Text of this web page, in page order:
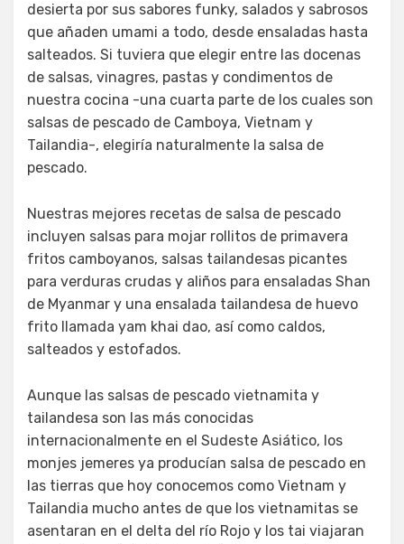
desierta por sus sabores funky, salados y sabrosos
que añaden umami a todo, desde ensaladas hasta
salteados. Si tuviera que elegir entre las docenas
de salsas, vinagres, pastas y condimentos de
nuestra cocina -una cuarta parte de los cuales son
salsas de pescado de Camboya, Vietnam y
Tailandia-, elegiría naturalmente la salsa de
pescado.
Nuestras mejores recetas de salsa de pescado
incluyen salsas para mojar rollitos de primavera
fritos camboyanos, salsas tailandesas picantes
para verduras crudas y aliños para ensaladas Shan
de Myanmar y una ensalada tailandesa de huevo
frito llamada yam khai dao, así como caldos,
salteados y estofados.
Aunque las salsas de pescado vietnamita y
tailandesa son las más conocidas
internacionalmente en el Sudeste Asiático, los
monjes jemeres ya producían salsa de pescado en
las tierras que hoy conocemos como Vietnam y
Tailandia mucho antes de que los vietnamitas se
asentaran en el delta del río Rojo y los tai viajaran